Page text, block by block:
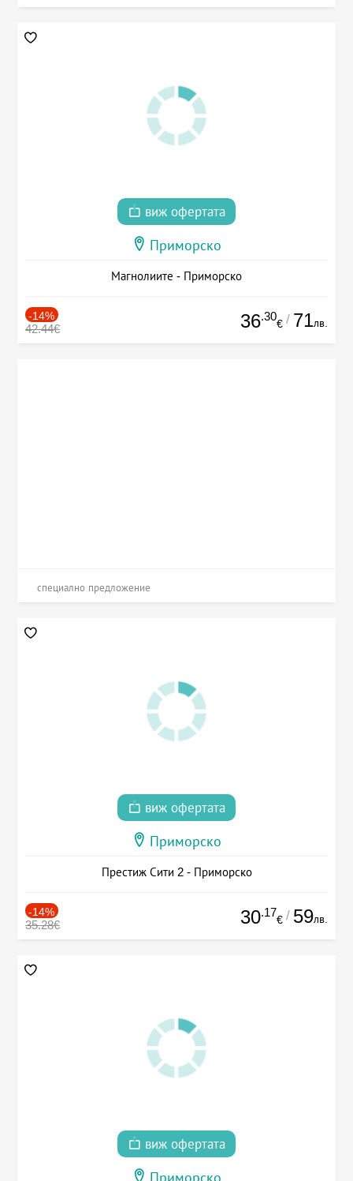
виж офертата
Приморско
Магнолиите - Приморско
-14%
42.44€ 36.30
€ / 71лв.
специално предложение
виж офертата
Приморско
Престиж Сити 2 - Приморско
-14%
35.28€ 30.17
€ / 59лв.
виж офертата